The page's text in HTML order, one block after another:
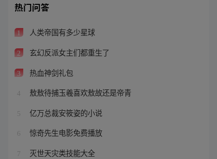
热门问答
1 人类帝国有多少星球
2 玄幻反派女主们都重生了
3 热血神剑礼包
4 敖敖待捕玉羲喜欢敖故还是帝青
5 亿万总裁安筱姿的小说
6 惊奇先生电影免费播放
7 灭世天灾类技能大全